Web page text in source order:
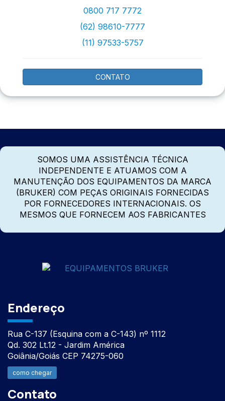
0800 717 7772
(62) 98610-7777
(11) 97533-5757
CONTATO
SOMOS UMA ASSISTÊNCIA TÉCNICA
INDEPENDENTE E ATUAMOS COM A
MANUTENÇÃO DOS EQUIPAMENTOS DA MARCA
(BRUKER) COM PEÇAS ORIGINAIS FORNECIDAS
POR FORNECEDORES INTERNACIONAIS. OS
MESMOS QUE FORNECEM AOS FABRICANTES
Endereço
Rua C-137 (Esquina com a C-143) nº 1112
Qd. 302 Lt.12 - Jardim América
Goiânia/Goiás CEP 74275-060
como chegar
Contato